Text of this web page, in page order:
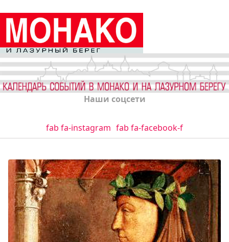
Наши соцсети
fab fa-instagram fab fa-facebook-f